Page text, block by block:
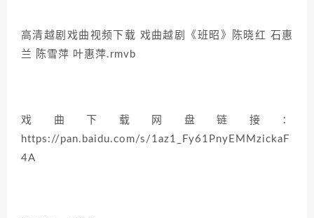
高清越剧戏曲视频下载 戏曲越剧《班昭》陈晓红 石惠
兰 陈雪萍 叶惠萍.rmvb
戏曲下载网盘链接：
https://pan.baidu.com/s/1az1_Fy61PnyEMMzickaF
4A